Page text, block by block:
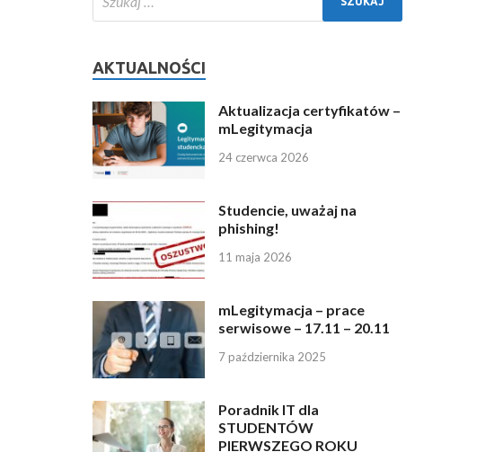
AKTUALNOŚCI
Aktualizacja certyfikatów –
mLegitymacja
24 czerwca 2026
Studencie, uważaj na
phishing!
11 maja 2026
mLegitymacja – prace
serwisowe – 17.11 – 20.11
7 października 2025
Poradnik IT dla
STUDENTÓW
PIERWSZEGO ROKU